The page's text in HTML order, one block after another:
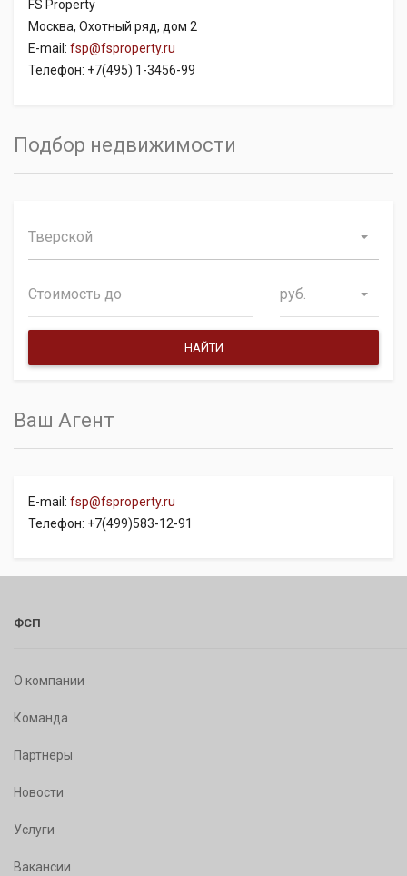
FS Property
Москва, Охотный ряд, дом 2
E-mail: fsp@fsproperty.ru
Телефон: +7(495) 1-3456-99
Подбор недвижимости
Тверской
руб.
Ваш Агент
E-mail: fsp@fsproperty.ru
Телефон: +7(499)583-12-91
ФСП
О компании
Команда
Партнеры
Новости
Услуги
Вакансии